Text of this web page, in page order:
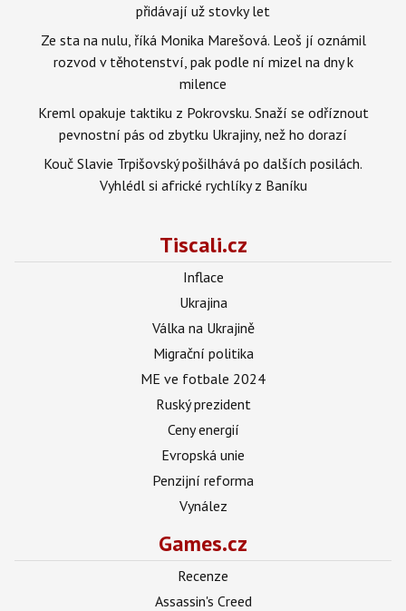
přidávají už stovky let
Ze sta na nulu, říká Monika Marešová. Leoš jí oznámil
rozvod v těhotenství, pak podle ní mizel na dny k
milence
Kreml opakuje taktiku z Pokrovsku. Snaží se odříznout
pevnostní pás od zbytku Ukrajiny, než ho dorazí
Kouč Slavie Trpišovský pošilhává po dalších posilách.
Vyhlédl si africké rychlíky z Baníku
Tiscali.cz
Inflace
Ukrajina
Válka na Ukrajině
Migrační politika
ME ve fotbale 2024
Ruský prezident
Ceny energií
Evropská unie
Penzijní reforma
Vynález
Games.cz
Recenze
Assassin's Creed